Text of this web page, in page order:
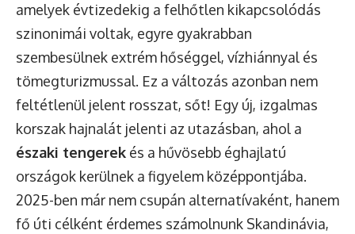
amelyek évtizedekig a felhőtlen kikapcsolódás
szinonimái voltak, egyre gyakrabban
szembesülnek extrém hőséggel, vízhiánnyal és
tömegturizmussal. Ez a változás azonban nem
feltétlenül jelent rosszat, sőt! Egy új, izgalmas
korszak hajnalát jelenti az utazásban, ahol a
északi tengerek és a hűvösebb éghajlatú
országok kerülnek a figyelem középpontjába.
2025-ben már nem csupán alternatívaként, hanem
fő úti célként érdemes számolnunk Skandinávia,